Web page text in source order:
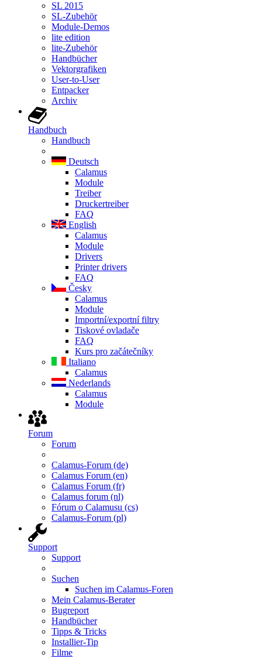
SL 2015
SL-Zubehör
Module-Demos
lite edition
lite-Zubehör
Handbücher
Vektorgrafiken
User-to-User
Entpacker
Archiv
Handbuch
Handbuch
Deutsch
Calamus
Module
Treiber
Druckertreiber
FAQ
English
Calamus
Module
Drivers
Printer drivers
FAQ
Česky
Calamus
Module
Importní/exportní filtry
Tiskové ovladače
FAQ
Kurs pro začátečníky
Italiano
Calamus
Nederlands
Calamus
Module
Forum
Forum
Calamus-Forum (de)
Calamus Forum (en)
Calamus Forum (fr)
Calamus forum (nl)
Fórum o Calamusu (cs)
Calamus-Forum (pl)
Support
Support
Suchen
Suchen im Calamus-Foren
Mein Calamus-Berater
Bugreport
Handbücher
Tipps & Tricks
Installier-Tip
Filme